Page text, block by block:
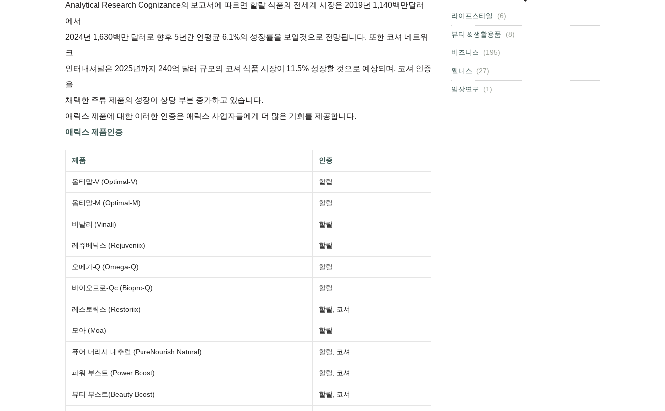
Analytical Research Cognizance의 보고서에 따르면 할랄 식품의 전세계 시장은 2019년 1,140백만달러
에서
2024년 1,630백만 달러로 향후 5년간 연평균 6.1%의 성장률을 보일것으로 전망됩니다. 또한 코셔 네트워
크
인터내셔널은 2025년까지 240억 달러 규모의 코셔 식품 시장이 11.5% 성장할 것으로 예상되며, 코셔 인증
을
채택한 주류 제품의 성장이 상당 부분 증가하고 있습니다.
애릭스 제품에 대한 이러한 인증은 애릭스 사업자들에게 더 많은 기회를 제공합니다.
애릭스 제품인증
제품 인증
옵티말-V (Optimal-V) 할랄
옵티말-M (Optimal-M) 할랄
비날리 (Vinali) 할랄
레쥬베닉스 (Rejuveniix) 할랄
오메가-Q (Omega-Q) 할랄
바이오프로-Qc (Biopro-Q) 할랄
레스토릭스 (Restoriix) 할랄, 코셔
모아 (Moa) 할랄
퓨어 너리시 내추럴 (PureNourish Natural) 할랄, 코셔
파워 부스트 (Power Boost) 할랄, 코셔
뷰티 부스트(Beauty Boost) 할랄, 코셔
라이프스타일 (6)
뷰티 & 생활용품 (8)
비즈니스 (195)
웰니스 (27)
임상연구 (1)